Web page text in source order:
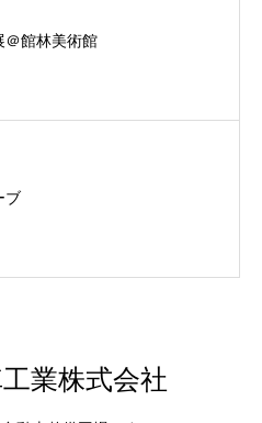
＠館林美術館
ブ
業株式会社